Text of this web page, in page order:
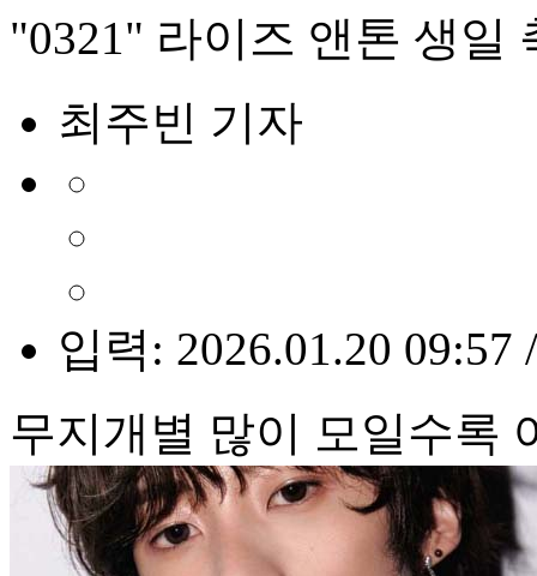
"0321" 라이즈 앤톤 생일
최주빈 기자
입력: 2026.01.20 09:57
무지개별 많이 모일수록